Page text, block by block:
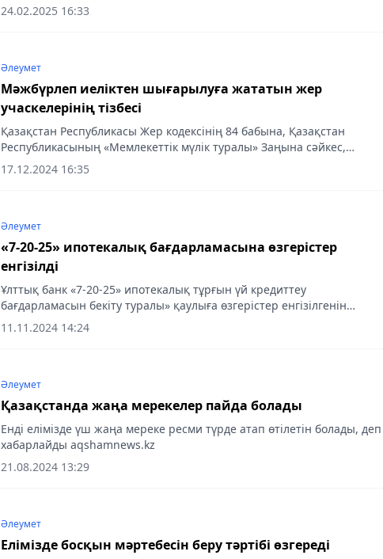
24.02.2025 16:33
Әлеумет
Мәжбүрлеп иеліктен шығарылуға жататын жер
учаскелерінің тізбесі
Қазақстан Республикасы Жер кодексінің 84 бабына, Қазақстан
Республикасының «Мемлекеттік мүлік туралы» Заңына сәйкес,
«Алматы қаласы Наурызбай ауданы әкімінің аппараты» коммуналдық
мемлекеттік...
17.12.2024 16:35
Әлеумет
«7-20-25» ипотекалық бағдарламасына өзгерістер
енгізілді
Ұлттық банк «7-20-25» ипотекалық тұрғын үй кредиттеу
бағдарламасын бекіту туралы» қаулыға өзгерістер енгізілгенін
мәлімдеді, деп хабарлайды aqshamnews.kz.
11.11.2024 14:24
Әлеумет
Қазақстанда жаңа мерекелер пайда болады
Енді елімізде үш жаңа мереке ресми түрде атап өтілетін болады, деп
хабарлайды aqshamnews.kz
21.08.2024 13:29
Әлеумет
Елімізде босқын мәртебесін беру тәртібі өзгереді